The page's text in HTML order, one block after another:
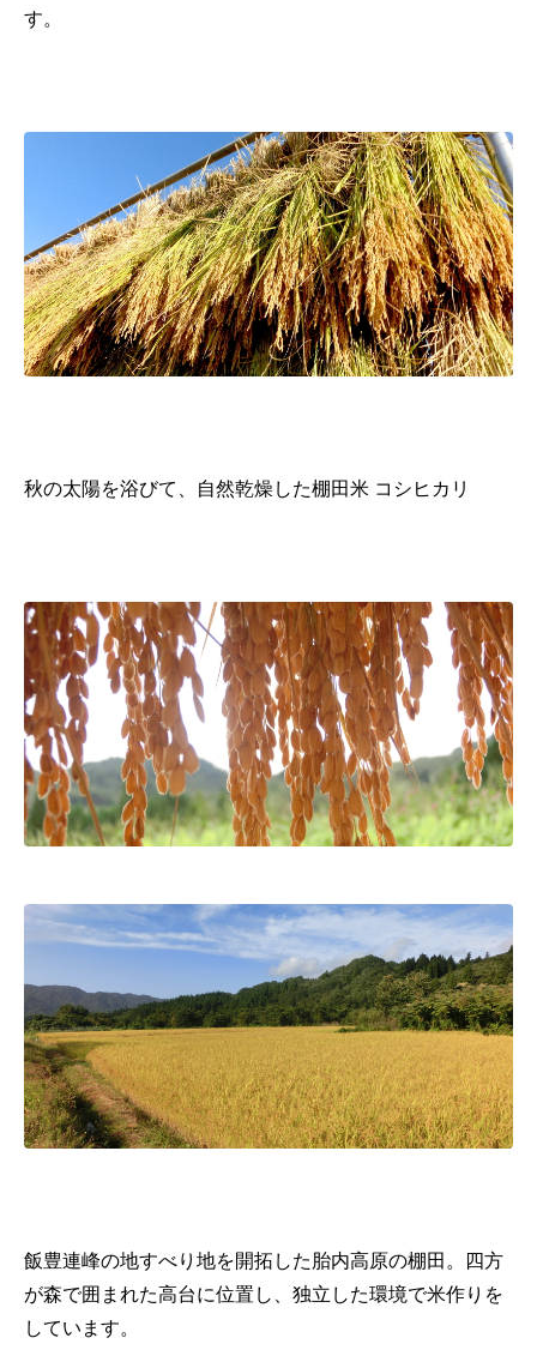
す。
秋の太陽を浴びて、自然乾燥した棚田米 コシヒカリ
飯豊連峰の地すべり地を開拓した胎内高原の棚田。四方
が森で囲まれた高台に位置し、独立した環境で米作りを
しています。